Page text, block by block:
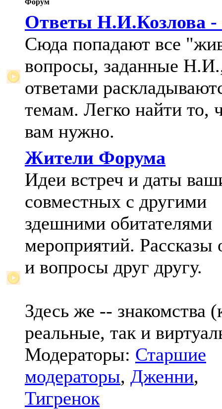
Форум
Ответы Н.И.Козлова -
Сюда попадают все
вопросы, заданные
ответами
темам. Легко найти то,
вам нужно.
Жители Форума
Идеи встреч и даты
совместных с другими
здешними обитателями
мероприятий. Рассказы
и вопросы друг другу.
Здесь же -- знакомства
реальные, так и
Модераторы: Старшие
модераторы, Дженни,
Тигренок